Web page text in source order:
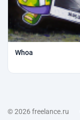
Whoa
© 2026 freelance.ru